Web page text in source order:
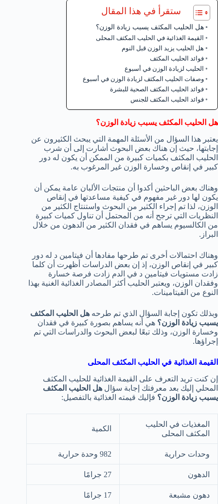
ستقرأ في هذا المقال
هل الحليب المكثف يسبب زيادة الوزن؟
القيمة الغذائية في الحليب المكثف المحلى
هل الحليب يزيد الوزن قبل النوم
فوائد الحليب المكثف
الحليب لزيادة الوزن في أسبوع
وصفات الحليب المكثف لزيادة الوزن في أسبوع
فوائد الحليب المكثف الصحية للبشرة
فوائد الحليب المكثف للجنس
هل الحليب المكثف يسبب زيادة الوزن؟
يعتبر هذا السؤال من الأسئلة المهمة التي يبحث الكثيرون عن
إجابتها، حيث إن هناك بعض البحوث أشارت إلى أن شرب
الحليب المكثف بكميات كبيرة من الممكن أن يكون له دور
كبير في إنقاص وخسارة الوزن غير المرغوب به.
وهناك بعض الباحثين أكدوا أن منتجات الألبان عامة يمكن أن
يكون لها دور غير مفهوم في كيفية مساعدتها في إنقاص
الوزن، لذا تم إجراء الكثير من البحوث واستنتاج الكثير من
النظريات التي ترجح أنه من المحتمل أن تناول كميات كبيرة
من الكالسيوم يساهم في فقدان الكثير من الدهون من خلال
البراز.
وهناك احتمالات أخرى تم طرحها مفادها أن فيتامين د له دور
كبير في إنقاص الوزن، إذ إن بعض الدراسات أظهرت أن كلما
زادت مستويات فيتامين د في الدم زادت فرصة خسارة
وفقدان الوزن، ويعتبر الحليب أكثر المصادر الغذائية الغنية بهذا
النوع من الفيتامينات.
وبذلك تكون إجابة السؤال الذي تم طرحه هل الحليب المكثف
يسبب زيادة الوزن؟ هي أنه يساهم بصورة كبيرة في فقدان
وخسارة الوزن، وذلك تبعًا لبعض البحوث والدراسات التي تم
إجراؤها.
القيمة الغذائية في الحليب المكثف المحلى
إن كنت تريد التعرف على القيمة الغذائية للحليب المكثف
المحلي إليك بعد معرفتك إجابة سؤال هل الحليب المكثف
يسبب زيادة الوزن؟ فإليك قيمته الغذائية بالتفصيل:
المغذيات في الحليب
المكثف المحلى
الكمية
وحدات حرارية 982 وحدة حرارية
الدهون 27 جرامًا
دهون مشبعة 17 جرامًا